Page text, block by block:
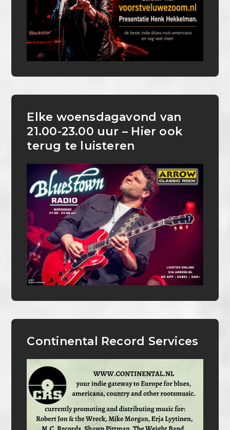
Elke woensdagavond van
21.00-23.00 uur – Hier ook
terug te luisteren
Continental Record Services